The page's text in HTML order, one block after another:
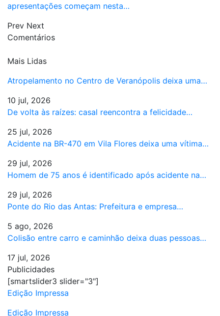
apresentações começam nesta…
Prev Next
Comentários
Mais Lidas
Atropelamento no Centro de Veranópolis deixa uma…
10 jul, 2026
De volta às raízes: casal reencontra a felicidade…
25 jul, 2026
Acidente na BR-470 em Vila Flores deixa uma vítima…
29 jul, 2026
Homem de 75 anos é identificado após acidente na…
29 jul, 2026
Ponte do Rio das Antas: Prefeitura e empresa…
5 ago, 2026
Colisão entre carro e caminhão deixa duas pessoas…
17 jul, 2026
Publicidades
[smartslider3 slider="3"]
Edição Impressa
Edição Impressa